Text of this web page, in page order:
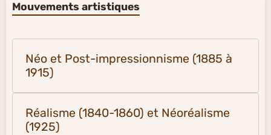
Mouvements artistiques
Néo et Post-impressionnisme (1885 à
1915)
Réalisme (1840-1860) et Néoréalisme
(1925)